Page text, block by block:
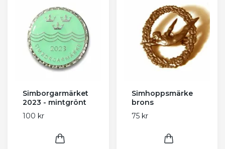
Simborgarmärket
2023 - mintgrönt
100 kr
Simhoppsmärke
brons
75 kr